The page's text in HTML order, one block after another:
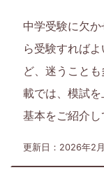
中学受験に欠
ら受験すれば
ど、迷うこと
載では、模試
基本をご紹介
更新日：2026年2